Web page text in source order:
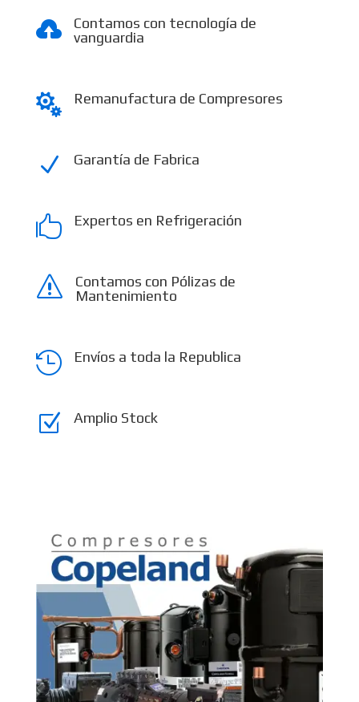

Contamos con tecnología de
vanguardia
 Remanufactura de Compresores
N Garantía de Fabrica
 Expertos en Refrigeración
s
Contamos con Pólizas de
Mantenimiento
 Envíos a toda la Republica
Z Amplio Stock